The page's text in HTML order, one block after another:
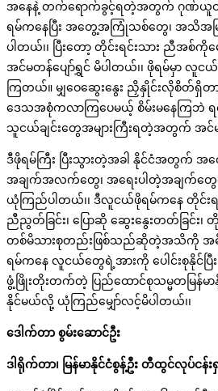
အနေနဲ့ တက်ရောက်ခွင့်ရတဲ့အတွက် ဂုဏ်ယူဝမ်း
ရမ်ကနေပြီး အတွေ့အကြုံသစ်တွေ၊ အသိအ
ပါတယ်၊၊ ပြီးတော့ တိုင်းရင်းသား ညီအစ်
အင်မတန်ပျော်ရွှင် မိပါတယ်၊၊ ဖိုရမ်မှာ
ကြတယ်။ မျှဝေဆွေးနွေး ညှိနှိုင်းလိုစိတ်ရှိတ
ဒေသအစုံကလာကြပေမယ့် စိမ်းမနေကြဘဲ ရင်
သူငယ်ချင်းတွေအများကြီးရတဲ့အတွက် အင်မ
ဒီဖိုရမ်ကြီး ပြီးသွားတဲ့အခါ နိုင်ငံအတွက်
အချက်အလက်တွေ၊ အရေးပါတဲ့အချက်တွ
ယုံကြည်ပါတယ်၊၊ ဒီလူငယ်ဖိုရမ်ကနေ တိုင်းရ
ညီညွတ်ခြင်း၊ ပြောဆို ဆွေးနွေးတတ်ခြင်း၊
တစ်မိသားစုတည်းဖြစ်သည်ဆိုတဲ့အသိကို အဓိက
ရမ်ကနေ လူငယ်တွေရဲ့အားကို ပေါင်းစုနိုင်ပြီး
ဖွံ့ဖြိုးတိုးတက်တဲ့ ပြည်ထောင်စုသမ္မတမြန်
နိုင်မယ်လို့ ယုံကြည်မျှော်လင့်မိပါတယ်၊၊
ဒေါက်တာ စွမ်းဆောင်ဦး
ဒါရိုက်တာ၊ မြန်မာနိုင်ငံစွန့်ဦး တီထွင်လုပ်ငန်းရှ